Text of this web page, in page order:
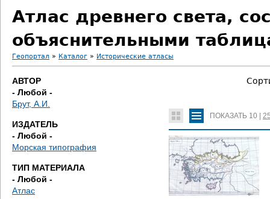
Атлас древнего света,
объяснительными
В
ы
з
д
е
с
Геопортал » Каталог » Исторические атласы
АВТОР
- Любой -
Брут, А.И.
ИЗДАТЕЛЬ
- Любой -
Морская типография
ТИП МАТЕРИАЛА
- Любой -
Атлас
ПОКАЗАТЬ 10